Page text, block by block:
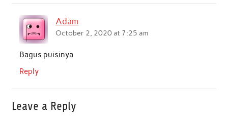
Adam
October 2, 2020 at 7:25 am
Bagus puisinya
Reply
Leave a Reply